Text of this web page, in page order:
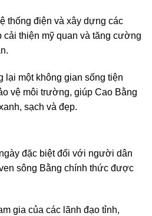
thống điện và xây dựng các
thiện mỹ quan và tăng cường
lại một không gian sống tiện
vệ môi trường, giúp Cao Bằng
sạch và đẹp.
đặc biệt đối với người dân
sông Bằng chính thức được
gia của các lãnh đạo tỉnh,